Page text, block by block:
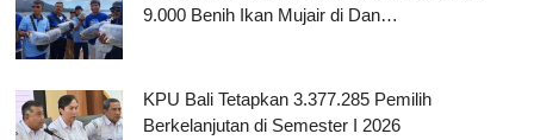
9.000 Benih Ikan Mujair di Dan…
KPU Bali Tetapkan 3.377.285 Pemilih
Berkelanjutan di Semester I 2026